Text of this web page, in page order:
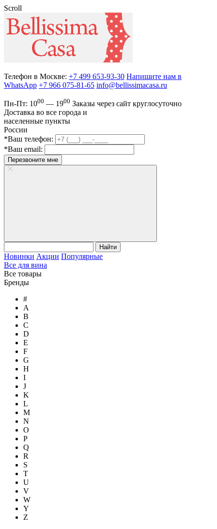
Scroll
Телефон в Москве: +7 499 653-93-30 Напишите нам в
WhatsApp +7 966 075-81-65 info@bellissimacasa.ru
Пн-Пт: 1000 — 1900 Заказы через сайт круглосуточно
Доставка во все города и
населенные пункты
России
*Ваш телефон:
*Ваш email:
Перезвоните мне
Найти
Новинки Акции Популярные
Все для вина
Все товары
Бренды
#
A
B
C
D
E
F
G
H
I
J
K
L
M
N
O
P
Q
R
S
T
U
V
W
Y
Z